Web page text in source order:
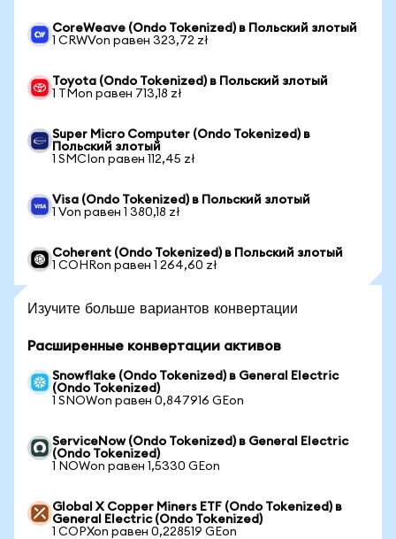
CoreWeave (Ondo Tokenized) в Польский злотый
1 CRWVon равен 323,72 zł
Toyota (Ondo Tokenized) в Польский злотый
1 TMon равен 713,18 zł
Super Micro Computer (Ondo Tokenized) в
Польский злотый
1 SMCIon равен 112,45 zł
Visa (Ondo Tokenized) в Польский злотый
1 Von равен 1 380,18 zł
Coherent (Ondo Tokenized) в Польский злотый
1 COHRon равен 1 264,60 zł
Изучите больше вариантов конвертации
Расширенные конвертации активов
Snowflake (Ondo Tokenized) в General Electric
(Ondo Tokenized)
1 SNOWon равен 0,847916 GEon
ServiceNow (Ondo Tokenized) в General Electric
(Ondo Tokenized)
1 NOWon равен 1,5330 GEon
Global X Copper Miners ETF (Ondo Tokenized) в
General Electric (Ondo Tokenized)
1 COPXon равен 0,228519 GEon